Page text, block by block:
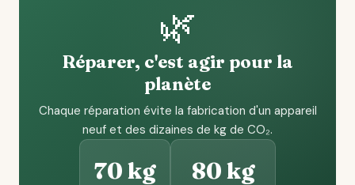
🌿
Réparer, c'est agir pour la
planète
Chaque réparation évite la fabrication d'un appareil
neuf et des dizaines de kg de CO₂.
70 kg 80 kg